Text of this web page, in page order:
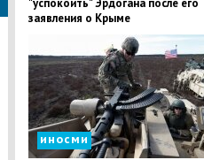
"успокоить" Эрдогана после его
заявления о Крыме
иносми